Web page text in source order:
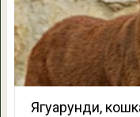
Ягуарунди,